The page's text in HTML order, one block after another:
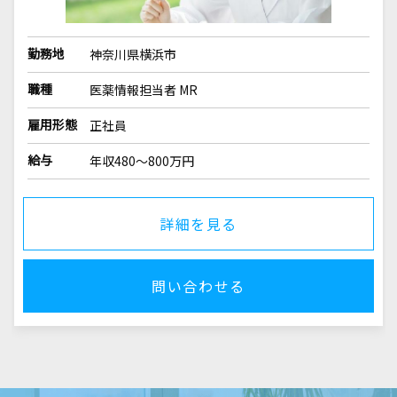
勤務地
神奈川県横浜市
職種
医薬情報担当者 MR
雇用形態
正社員
給与
年収480～800万円
詳細を見る
問い合わせる